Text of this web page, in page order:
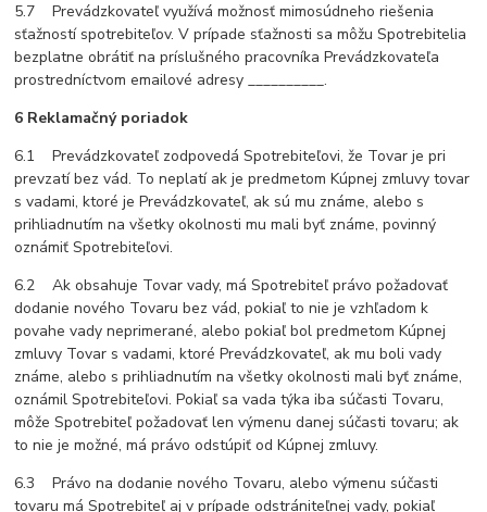
5.7 Prevádzkovateľ využívá možnosť mimosúdneho riešenia
sťažností spotrebiteľov. V prípade sťažnosti sa môžu Spotrebitelia
bezplatne obrátiť na príslušného pracovníka Prevádzkovateľa
prostredníctvom emailové adresy __________.
6 Reklamačný poriadok
6.1 Prevádzkovateľ zodpovedá Spotrebiteľovi, že Tovar je pri
prevzatí bez vád. To neplatí ak je predmetom Kúpnej zmluvy tovar
s vadami, ktoré je Prevádzkovateľ, ak sú mu známe, alebo s
prihliadnutím na všetky okolnosti mu mali byť známe, povinný
oznámiť Spotrebiteľovi.
6.2 Ak obsahuje Tovar vady, má Spotrebiteľ právo požadovať
dodanie nového Tovaru bez vád, pokiaľ to nie je vzhľadom k
povahe vady neprimerané, alebo pokiaľ bol predmetom Kúpnej
zmluvy Tovar s vadami, ktoré Prevádzkovateľ, ak mu boli vady
známe, alebo s prihliadnutím na všetky okolnosti mali byť známe,
oznámil Spotrebiteľovi. Pokiaľ sa vada týka iba súčasti Tovaru,
môže Spotrebiteľ požadovať len výmenu danej súčasti tovaru; ak
to nie je možné, má právo odstúpiť od Kúpnej zmluvy.
6.3 Právo na dodanie nového Tovaru, alebo výmenu súčasti
tovaru má Spotrebiteľ aj v prípade odstrániteľnej vady, pokiaľ